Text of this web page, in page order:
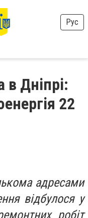
Рус
в Дніпрі:
22
адресами
відбулося у
робіт